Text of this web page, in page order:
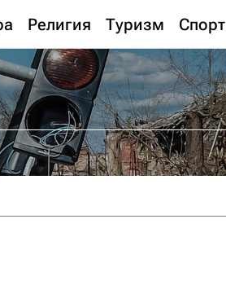
Религия Туризм Спорт